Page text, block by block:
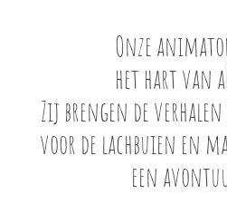
Onze
het hart van
Zij brengen de
voor de lachbuien en
een